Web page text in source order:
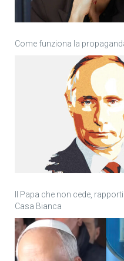
Come funziona la
Il Papa che non cede,
Casa Bianca